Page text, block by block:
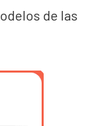
de las